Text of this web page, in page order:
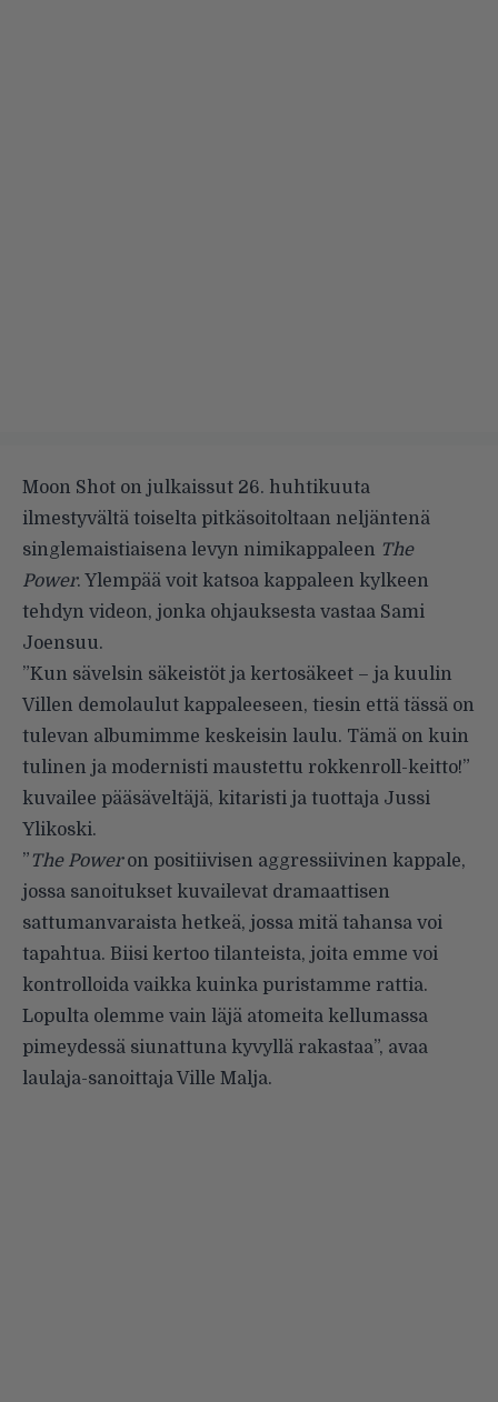
Moon Shot on julkaissut 26. huhtikuuta
ilmestyvältä toiselta pitkäsoitoltaan neljäntenä
singlemaistiaisena levyn nimikappaleen The
Power. Ylempää voit katsoa kappaleen kylkeen
tehdyn videon, jonka ohjauksesta vastaa Sami
Joensuu.
”Kun sävelsin säkeistöt ja kertosäkeet – ja kuulin
Villen demolaulut kappaleeseen, tiesin että tässä on
tulevan albumimme keskeisin laulu. Tämä on kuin
tulinen ja modernisti maustettu rokkenroll-keitto!”
kuvailee pääsäveltäjä, kitaristi ja tuottaja Jussi
Ylikoski.
”The Poweron positiivisen aggressiivinen kappale,
jossa sanoitukset kuvailevat dramaattisen
sattumanvaraista hetkeä, jossa mitä tahansa voi
tapahtua. Biisi kertoo tilanteista, joita emme voi
kontrolloida vaikka kuinka puristamme rattia.
Lopulta olemme vain läjä atomeita kellumassa
pimeydessä siunattuna kyvyllä rakastaa”, avaa
laulaja-sanoittaja Ville Malja.